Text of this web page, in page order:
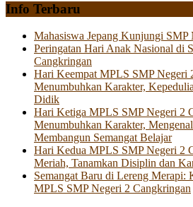
Info Terbaru
Mahasiswa Jepang Kunjungi SMP
Peringatan Hari Anak Nasional di
Cangkringan
Hari Keempat MPLS SMP Negeri
Menumbuhkan Karakter,
Didik
Hari Ketiga MPLS SMP Negeri 2
Menumbuhkan Karakter,
Membangun Semangat Belajar
Hari Kedua MPLS SMP Negeri 2
Meriah, Tanamkan Disiplin dan
Semangat Baru di Lereng Merapi:
MPLS SMP Negeri 2 Cangkringan